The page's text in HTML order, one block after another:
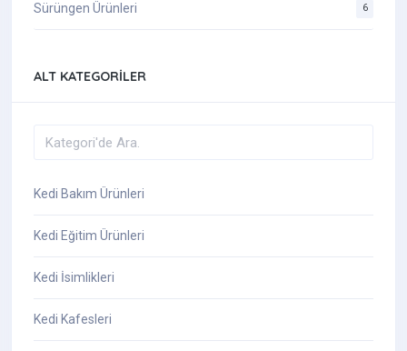
Sürüngen Ürünleri 6
ALT KATEGORILER
Kedi Bakım Ürünleri
Kedi Eğitim Ürünleri
Kedi İsimlikleri
Kedi Kafesleri